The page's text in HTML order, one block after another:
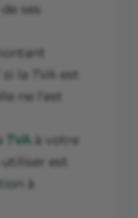
ses
la TVA est
ne l’est
TVA à votre
est
à